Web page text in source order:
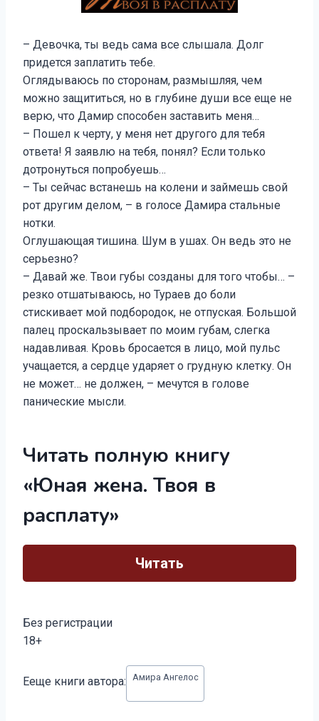
– Девочка, ты ведь сама все слышала. Долг
придется заплатить тебе.
Оглядываюсь по сторонам, размышляя, чем
можно защититься, но в глубине души все еще не
верю, что Дамир способен заставить меня…
– Пошел к черту, у меня нет другого для тебя
ответа! Я заявлю на тебя, понял? Если только
дотронуться попробуешь…
– Ты сейчас встанешь на колени и займешь свой
рот другим делом, – в голосе Дамира стальные
нотки.
Оглушающая тишина. Шум в ушах. Он ведь это не
серьезно?
– Давай же. Твои губы созданы для того чтобы… –
резко отшатываюсь, но Тураев до боли
стискивает мой подбородок, не отпуская. Большой
палец проскальзывает по моим губам, слегка
надавливая. Кровь бросается в лицо, мой пульс
учащается, а сердце ударяет о грудную клетку. Он
не может… не должен, – мечутся в голове
панические мысли.
Читать полную книгу
«Юная жена. Твоя в
расплату»
Читать
Без регистрации
18+
записи:
Ееще книги автора: Амира Ангелос